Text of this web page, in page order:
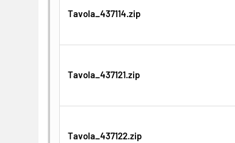
Tavola_437114.zip
Tavola_437121.zip
Tavola_437122.zip